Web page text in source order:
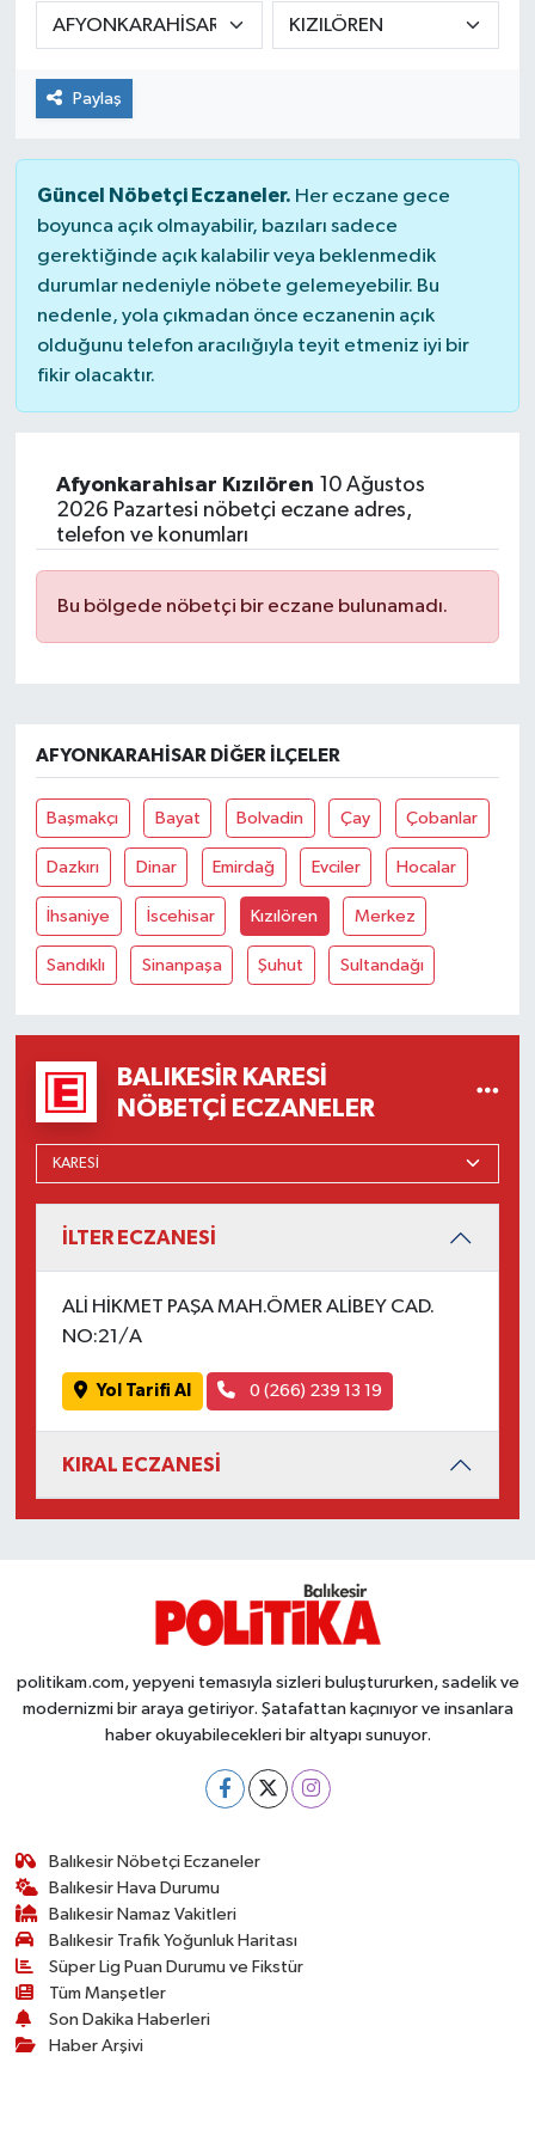
Paylaş
Güncel Nöbetçi Eczaneler. Her eczane gece
boyunca açık olmayabilir, bazıları sadece
gerektiğinde açık kalabilir veya beklenmedik
durumlar nedeniyle nöbete gelemeyebilir. Bu
nedenle, yola çıkmadan önce eczanenin açık
olduğunu telefon aracılığıyla teyit etmeniz iyi bir
fikir olacaktır.
Afyonkarahisar Kızılören 10 Ağustos
2026 Pazartesi nöbetçi eczane adres,
telefon ve konumları
Bu bölgede nöbetçi bir eczane bulunamadı.
AFYONKARAHISAR DIĞER İLÇELER
Başmakçı Bayat Bolvadin Çay Çobanlar
Dazkırı Dinar Emirdağ Evciler Hocalar
İhsaniye İscehisar Kızılören Merkez
Sandıklı Sinanpaşa Şuhut Sultandağı
BALIKESIR KARESI
NÖBETÇI ECZANELER
İLTER ECZANESİ
ALİ HİKMET PAŞA MAH.ÖMER ALİBEY CAD.
NO:21/A
Yol Tarifi Al 0 (266) 239 13 19
KIRAL ECZANESİ
politikam.com, yepyeni temasıyla sizleri buluştururken, sadelik ve
modernizmi bir araya getiriyor. Şatafattan kaçınıyor ve insanlara
haber okuyabilecekleri bir altyapı sunuyor.
Balıkesir Nöbetçi Eczaneler
Balıkesir Hava Durumu
Balıkesir Namaz Vakitleri
Balıkesir Trafik Yoğunluk Haritası
Süper Lig Puan Durumu ve Fikstür
Tüm Manşetler
Son Dakika Haberleri
Haber Arşivi
Dursunbey
Edremit
EĞİTİM
EKONOMİ
Erdek
Gömeç
Havran
KÜLTÜR-SANAT
MAGAZİN
MANŞET
Manyas
OTOMOTİV
Resmi İlanlar
SAĞLIK
SEYAHAT
SİYASET
SPOR
TARİHTE BUGÜN
TÜRKİYE
VİZYONDAKİLER
YAŞAM